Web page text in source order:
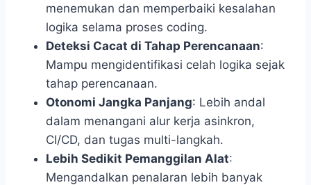
menemukan dan memperbaiki kesalahan
logika selama proses coding.
Deteksi Cacat di Tahap Perencanaan:
Mampu mengidentifikasi celah logika sejak
tahap perencanaan.
Otonomi Jangka Panjang: Lebih andal
dalam menangani alur kerja asinkron,
CI/CD, dan tugas multi-langkah.
Lebih Sedikit Pemanggilan Alat:
Mengandalkan penalaran lebih banyak